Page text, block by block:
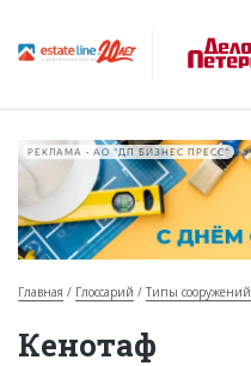
О проекте
РЕКЛАМА • АО "ДП БИЗНЕС ПРЕСС"
Главная Глоссарий Типы сооружений
Кенотаф